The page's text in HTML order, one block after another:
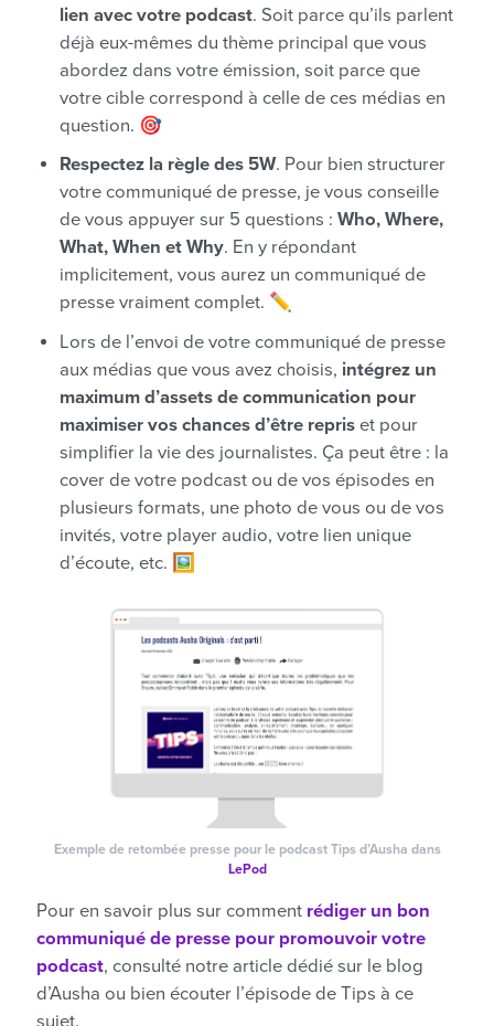
lien avec votre podcast. Soit parce qu’ils parlent
déjà eux-mêmes du thème principal que vous
abordez dans votre émission, soit parce que
votre cible correspond à celle de ces médias en
question. 🎯
Respectez la règle des 5W. Pour bien structurer
votre communiqué de presse, je vous conseille
de vous appuyer sur 5 questions : Who, Where,
What, When et Why. En y répondant
implicitement, vous aurez un communiqué de
presse vraiment complet. ✏️
Lors de l’envoi de votre communiqué de presse
aux médias que vous avez choisis, intégrez un
maximum d’assets de communication pour
maximiser vos chances d’être repris et pour
simplifier la vie des journalistes. Ça peut être : la
cover de votre podcast ou de vos épisodes en
plusieurs formats, une photo de vous ou de vos
invités, votre player audio, votre lien unique
d’écoute, etc. 🖼️
Exemple de retombée presse pour le podcast Tips d’Ausha dans
LePod
Pour en savoir plus sur comment rédiger un bon
communiqué de presse pour promouvoir votre
podcast, consulté notre article dédié sur le blog
d’Ausha ou bien écouter l’épisode de Tips à ce